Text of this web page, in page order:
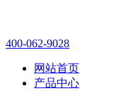
400-062-9028
网站首页
产品中心